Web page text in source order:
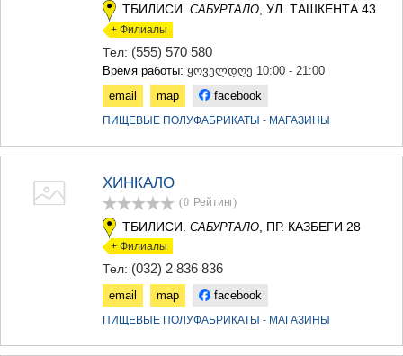
ТБИЛИСИ. САБУРТАЛО, УЛ. ТАШКЕНТА 43
+ Филиалы
Тел: (555) 570 580
Время работы: ყოველდღე 10:00 - 21:00
email
map facebook
ПИЩЕВЫЕ ПОЛУФАБРИКАТЫ - МАГАЗИНЫ
ХИНКАЛО
(0 Рейтинг)
ТБИЛИСИ. САБУРТАЛО , ПР. КАЗБЕГИ 28
+ Филиалы
Тел: (032) 2 836 836
email map facebook
ПИЩЕВЫЕ ПОЛУФАБРИКАТЫ - МАГАЗИНЫ